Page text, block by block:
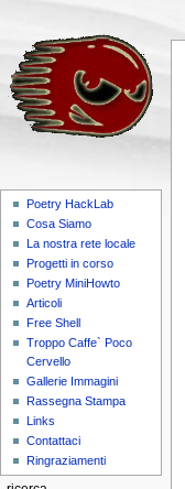
Poetry HackLab
Cosa Siamo
La nostra rete locale
Progetti in corso
Poetry MiniHowto
Articoli
Free Shell
Troppo Caffe` Poco
Cervello
Gallerie Immagini
Rassegna Stampa
Links
Contattaci
Ringraziamenti